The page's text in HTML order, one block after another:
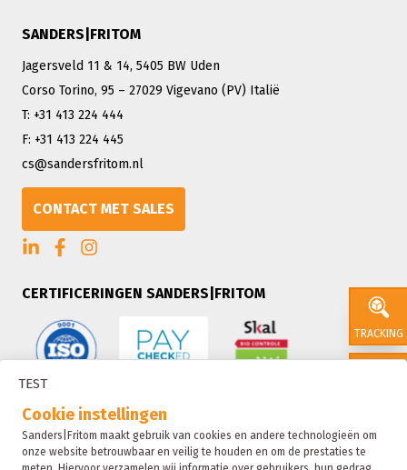
TEST
Cookie instellingen
Sanders|Fritom maakt gebruik van cookies en andere technologieën om
onze website betrouwbaar en veilig te houden en om de prestaties te
TRACKING
SALES
SANDERS|FRITOM
Jagersveld 11 & 14, 5405 BW Uden
Corso Torino, 95 – 27029 Vigevano (PV) Italië
T: +31 413 224 444
F: +31 413 224 445
cs@sandersfritom.nl
CONTACT MET SALES
CERTIFICERINGEN SANDERS|FRITOM